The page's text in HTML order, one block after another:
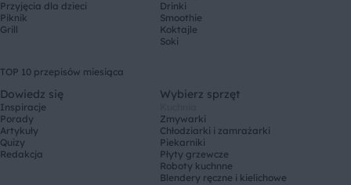
Przyjęcia dla dzieci
Piknik
Grill
Drinki
Smoothie
Koktajle
Soki
TOP 10 przepisów miesiąca
Dowiedz się
Inspiracje
Porady
Artykuły
Quizy
Redakcja
Wybierz sprzęt
Zmywarki
Chłodziarki i zamrażarki
Piekarniki
Płyty grzewcze
Roboty kuchnne
Blendery ręczne i kielichowe